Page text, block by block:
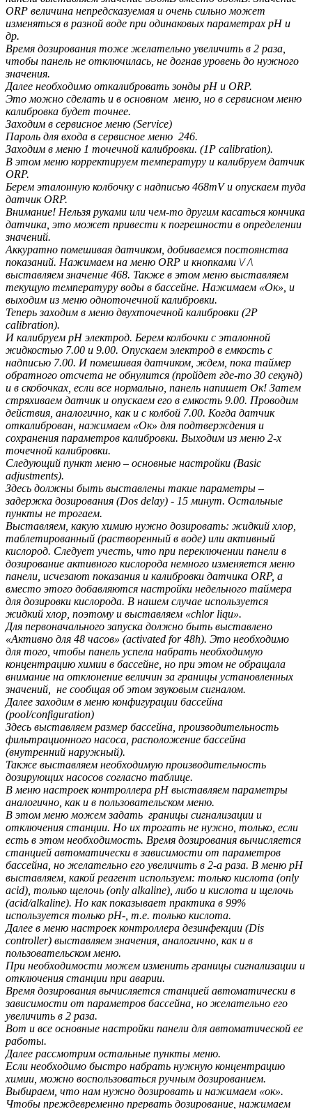
ORP величина непредсказуемая и очень сильно может
изменяться в разной воде при одинаковых параметрах рН и
др.
Время дозирования тоже желательно увеличить в 2 раза,
чтобы панель не отключилась, не догнав уровень до нужного
значения.
Далее необходимо откалибровать зонды рН и ORP.
Это можно сделать и в основном меню, но в сервисном меню
калибровка будет точнее.
Заходим в сервисное меню (Service)
Пароль для входа в сервисное меню 246.
Заходим в меню 1 точечной калибровки. (1P calibration).
В этом меню корректируем температуру и калибруем датчик
ORP.
Берем эталонную колбочку с надписью 468mV и опускаем туда
датчик ORP.
Внимание! Нельзя руками или чем-то другим касаться кончика
датчика, это может привести к погрешности в определении
значений.
Аккуратно помешивая датчиком, добиваемся постоянства
показаний. Нажимаем на меню ORP и кнопками \/ /\
выставляем значение 468. Также в этом меню выставляем
текущую температуру воды в бассейне. Нажимаем «Ок», и
выходим из меню одноточечной калибровки.
Теперь заходим в меню двухточечной калибровки (2P
calibration).
И калибруем рН электрод. Берем колбочки с эталонной
жидкостью 7.00 и 9.00. Опускаем электрод в емкость с
надписью 7.00. И помешивая датчиком, ждем, пока таймер
обратного отсчета не обнулится (пройдет где-то 30 секунд)
и в скобочках, если все нормально, панель напишет Ок! Затем
стряхиваем датчик и опускаем его в емкость 9.00. Проводим
действия, аналогично, как и с колбой 7.00. Когда датчик
откалиброван, нажимаем «Ок» для подтверждения и
сохранения параметров калибровки. Выходим из меню 2-х
точечной калибровки.
Следующий пункт меню – основные настройки (Basic
adjustments).
Здесь должны быть выставлены такие параметры –
задержка дозирования (Dos delay) - 15 минут. Остальные
пункты не трогаем.
Выставляем, какую химию нужно дозировать: жидкий хлор,
таблетированный (растворенный в воде) или активный
кислород. Следует учесть, что при переключении панели в
дозирование активного кислорода немного изменяется меню
панели, исчезают показания и калибровки датчика ORP, а
вместо этого добавляются настройки недельного таймера
для дозировки кислорода. В нашем случае используется
жидкий хлор, поэтому и выставляем «chlor liqu».
Для первоначального запуска должно быть выставлено
«Активно для 48 часов» (activated for 48h). Это необходимо
для того, чтобы панель успела набрать необходимую
концентрацию химии в бассейне, но при этом не обращала
внимание на отклонение величин за границы установленных
значений, не сообщая об этом звуковым сигналом.
Далее заходим в меню конфигурации бассейна
(pool/configuration)
Здесь выставляем размер бассейна, производительность
фильтрационного насоса, расположение бассейна
(внутренний наружный).
Также выставляем необходимую производительность
дозирующих насосов согласно таблице.
В меню настроек контроллера рН выставляем параметры
аналогично, как и в пользовательском меню.
В этом меню можем задать границы сигнализации и
отключения станции. Но их трогать не нужно, только, если
есть в этом необходимость. Время дозирования вычисляется
станцией автоматически в зависимости от параметров
бассейна, но желательно его увеличить в 2-а раза. В меню рН
выставляем, какой реагент используем: только кислота (only
acid), только щелочь (only alkaline), либо и кислота и щелочь
(acid/alkaline). Но как показывает практика в 99%
используется только рН-, т.е. только кислота.
Далее в меню настроек контроллера дезинфекции (Dis
controller) выставляем значения, аналогично, как и в
пользовательском меню.
При необходимости можем изменить границы сигнализации и
отключения станции при аварии.
Время дозирования вычисляется станцией автоматически в
зависимости от параметров бассейна, но желательно его
увеличить в 2 раза.
Вот и все основные настройки панели для автоматической ее
работы.
Далее рассмотрим остальные пункты меню.
Если необходимо быстро набрать нужную концентрацию
химии, можно воспользоваться ручным дозированием.
Выбираем, что нам нужно дозировать и нажимаем «ок».
Чтобы преждевременно прервать дозирование, нажимаем